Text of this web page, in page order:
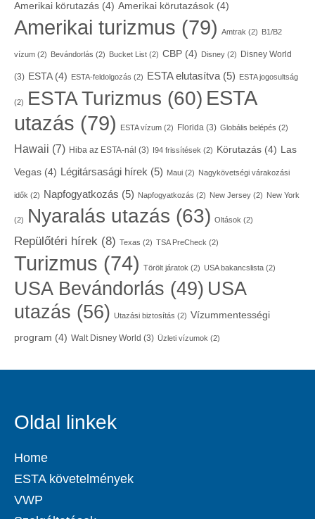
Amerikai körutazás (4) Amerikai körutazások (4)
Amerikai turizmus (79) Amtrak (2) B1/B2
vízum (2) Bevándorlás (2) Bucket List (2) CBP (4) Disney (2) Disney World
(3) ESTA(4) ESTA-feldolgozás (2) ESTA elutasítva(5) ESTA jogosultság
(2) ESTA Turizmus (60) ESTA
utazás (79) ESTA vízum (2) Florida (3) Globális belépés (2)
Hawaii (7) Hiba az ESTA-nál (3) I94 frissítések (2) Körutazás (4) Las
Vegas (4) Légitársasági hírek (5) Maui (2) Nagykövetségi várakozási
idők (2) Napfogyatkozás (5) Napfogyatkozás (2) New Jersey (2) New York
(2) Nyaralás utazás (63) Oltások (2)
Repülőtéri hírek (8) Texas (2) TSA PreCheck (2)
Turizmus (74) Törölt járatok (2) USA bakancslista (2)
USA Bevándorlás (49) USA
utazás (56) Utazási biztosítás (2) Vízummentességi
program (4) Walt Disney World (3) Üzleti vízumok (2)
Oldal linkek
Home
ESTA követelmények
VWP